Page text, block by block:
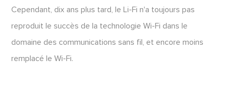
Cependant, dix ans plus tard, le Li-Fi n'a toujours pas
reproduit le succès de la technologie Wi-Fi dans le
domaine des communications sans fil, et encore moins
remplacé le Wi-Fi.